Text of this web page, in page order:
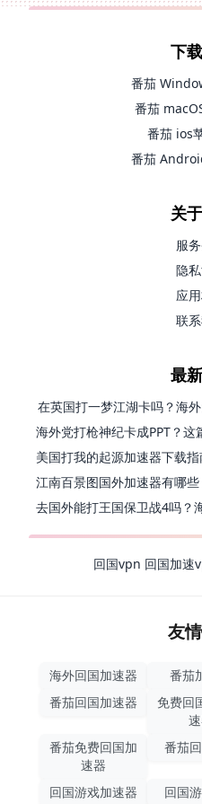
下
番茄
番茄
番茄 ios
番茄
关
服
隐
应
联
最
在英国打一梦江湖卡吗？海
回国vpn 回国加速
友
海外回国加速器 番茄
番茄回国加速器
免费回
番茄免费回国加
速器
番茄
回国游戏加速器
回国